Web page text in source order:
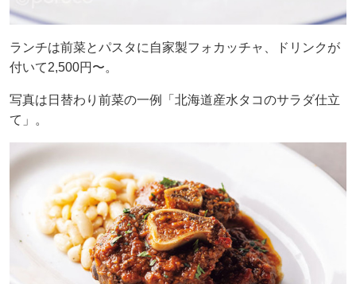
ランチは前菜とパスタに自家製フォカッチャ、ドリンクが
付いて2,500円〜。
写真は日替わり前菜の一例「北海道産水タコのサラダ仕立
て」。